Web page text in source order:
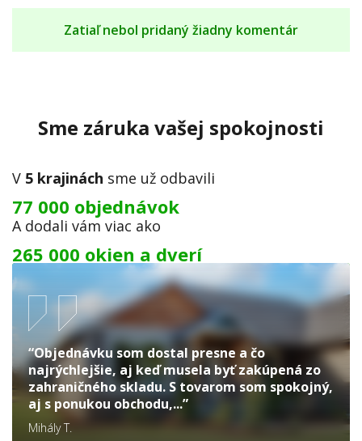
Zatiaľ nebol pridaný žiadny komentár
Sme záruka vašej spokojnosti
V 5 krajinách sme už odbavili
77 000 objednávok
A dodali vám viac ako
265 000 okien a dverí
“Objednávku som dostal presne a čo
najrýchlejšie, aj keď musela byť zakúpená zo
zahraničného skladu. S tovarom som spokojný,
aj s ponukou obchodu,...”
Mihály T.